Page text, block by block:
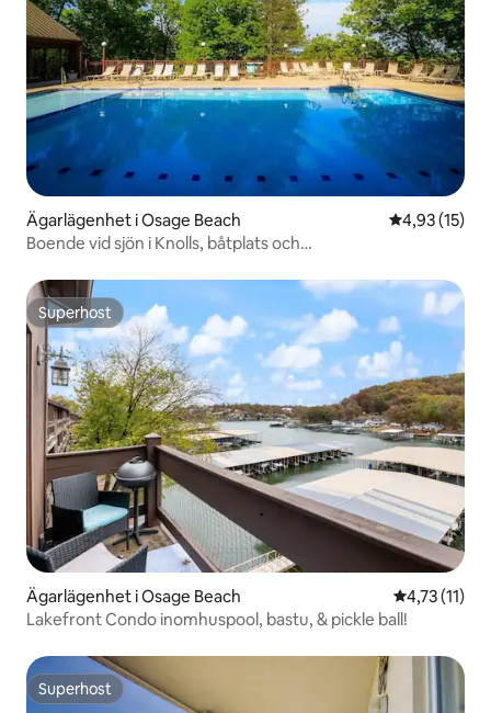
Ägarlägenhet i Osage Beach 4,93 av 5 i
4,93 (15)
Boende vid sjön i Knolls, båtplats och
Superhost
Superhost
Ägarlägenhet i Osage Beach 4,73 av 5 i
4,73 (11)
Lakefront Condo inomhuspool, bastu, & pickle ball!
Superhost
Superhost